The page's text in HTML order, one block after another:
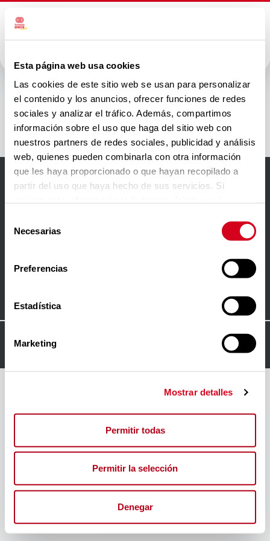
Esta página web usa cookies
Las cookies de este sitio web se usan para personalizar
el contenido y los anuncios, ofrecer funciones de redes
sociales y analizar el tráfico. Además, compartimos
información sobre el uso que haga del sitio web con
nuestros partners de redes sociales, publicidad y análisis
web, quienes pueden combinarla con otra información
que les haya proporcionado o que hayan recopilado a
partir del uso que haya hecho de sus servicios. Si
Necesarias
Preferencias
Estadística
Marketing
Mostrar detalles
Permitir todas
Permitir la selección
Denegar
Banner
newsletter
Política de privacidad
Política de cookies
© 2024FORO INSERTA RESPONSABLE